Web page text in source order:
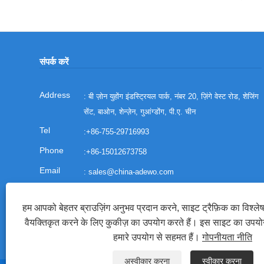
संपर्क करें
: बी ज़ोन युहोंग इंडस्ट्रियल पार्क, नंबर 20, ज़िंगे वेस्ट रोड, शेजिंग
सेंट, बाओन, शेन्ज़ेन, गुआंग्डोंग, पी.ए. चीन
:+86-755-29716993
:+86-15012673758
:sales@china-adewo.com
हम आपको बेहतर ब्राउज़िंग अनुभव प्रदान करने, साइट ट्रैफ़िक का
वैयक्तिकृत करने के लिए कुकीज़ का उपयोग करते हैं। इस साइट का
हमारे उपयोग से सहमत हैं।गोपनीयता नीति
अस्वीकार करना स्वीकार करना